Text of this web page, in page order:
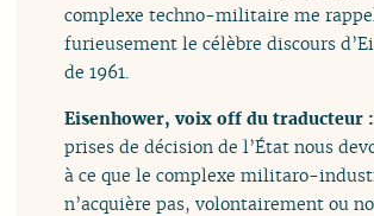
complexe techno-militaire me
furieusement le célèbre discours
de 1961.
Eisenhower, voix off du traducteur
prises de décision de l’État nous
à ce que le complexe militaro-
n’acquière pas, volontairement ou